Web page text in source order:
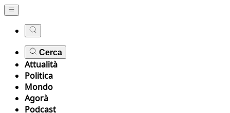
Cerca
Attualità
Politica
Mondo
Agorà
Podcast